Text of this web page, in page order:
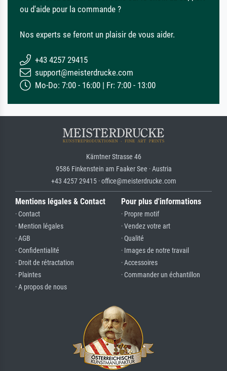
ou d'aide pour la commande ?
Nos experts se feront un plaisir de vous aider.
+43 4257 29415
support@meisterdrucke.com
Mo-Do: 7:00 - 16:00 | Fr: 7:00 - 13:00
Kärntner Strasse 46
9586 Finkenstein am Faaker See · Austria
+43 4257 29415 · office@meisterdrucke.com
Mentions légales & Contact
· Contact
· Mention légales
· AGB
· Confidentialité
· Droit de rétractation
· Plaintes
· A propos de nous
Pour plus d'informations
· Propre motif
· Vendez votre art
· Qualité
· Images de notre travail
· Accessoires
· Commander un échantillon